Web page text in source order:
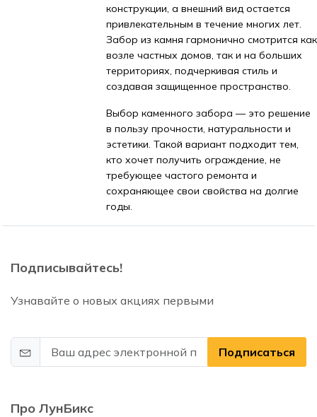
конструкции, а внешний вид остается
привлекательным в течение многих лет.
Забор из камня гармонично смотрится как
возле частных домов, так и на больших
территориях, подчеркивая стиль и
создавая защищенное пространство.
Выбор каменного забора — это решение
в пользу прочности, натуральности и
эстетики. Такой вариант подходит тем,
кто хочет получить ограждение, не
требующее частого ремонта и
сохраняющее свои свойства на долгие
годы.
Подписывайтесь!
Узнавайте о новых акциях первыми
Подписаться
Про ЛунБикс